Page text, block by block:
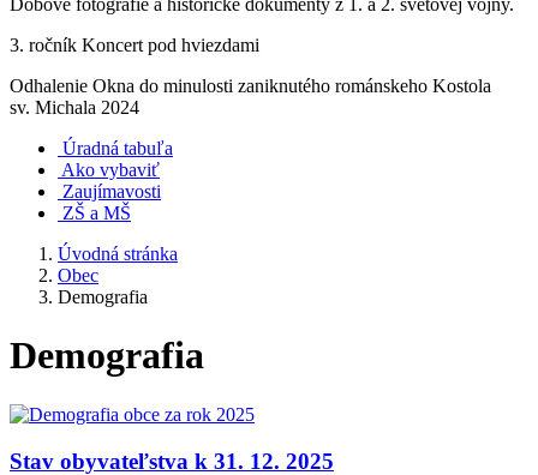
Dobové fotografie a historické dokumenty z 1. a 2. svetovej vojny.
3. ročník Koncert pod hviezdami
Odhalenie Okna do minulosti zaniknutého románskeho Kostola
sv. Michala 2024
Úradná tabuľa
Ako vybaviť
Zaujímavosti
ZŠ a MŠ
Úvodná stránka
Obec
Demografia
Demografia
Stav obyvateľstva k 31. 12. 2025